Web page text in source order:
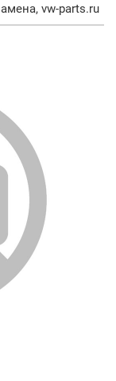
vw-parts.ru